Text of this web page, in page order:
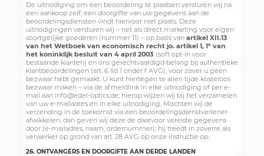
De uitnodiging om een beoordeling te plaatsen versturen wij na
een aankoop zelf; een doorgifte van uw gegevens aan de
beoordelingsdiensten vindt hiervoor niet plaats. Deze
uitnodigingen versturen wij – net als direct marketing voor eigen
soortgelijke goederen (nummer 11) – op basis van artikel XII.13
van het Wetboek van economisch recht jo. artikel 1, 1° van
het koninklijk besluit van 4 april 2003 (soft opt-in voor
bestaande klanten) en ons gerechtvaardigd belang bij authentieke
klantbeoordelingen (art. 6 lid 1 onder f AVG), voor zover u geen
bezwaar hebt gemaakt. U kunt hiertegen te allen tijde kosteloos
bezwaar maken – via de afmeldlink in elke uitnodiging of per e-
mail aan info@edel-optics.de; hierop wijzen wij bij het verzamelen
van uw e-mailadres en in elke uitnodiging. Mochten wij de
verzending in de toekomst via een beoordelingsdienstverlener
afwikkelen, dan geven wij deze de daarvoor vereiste gegevens
door (e-mailadres, naam, ordernummer); hij treedt in zoverre als
verwerker op grond van art. 28 AVG op onze instructie op.
26. ONTVANGERS EN DOORGIFTE AAN DERDE LANDEN